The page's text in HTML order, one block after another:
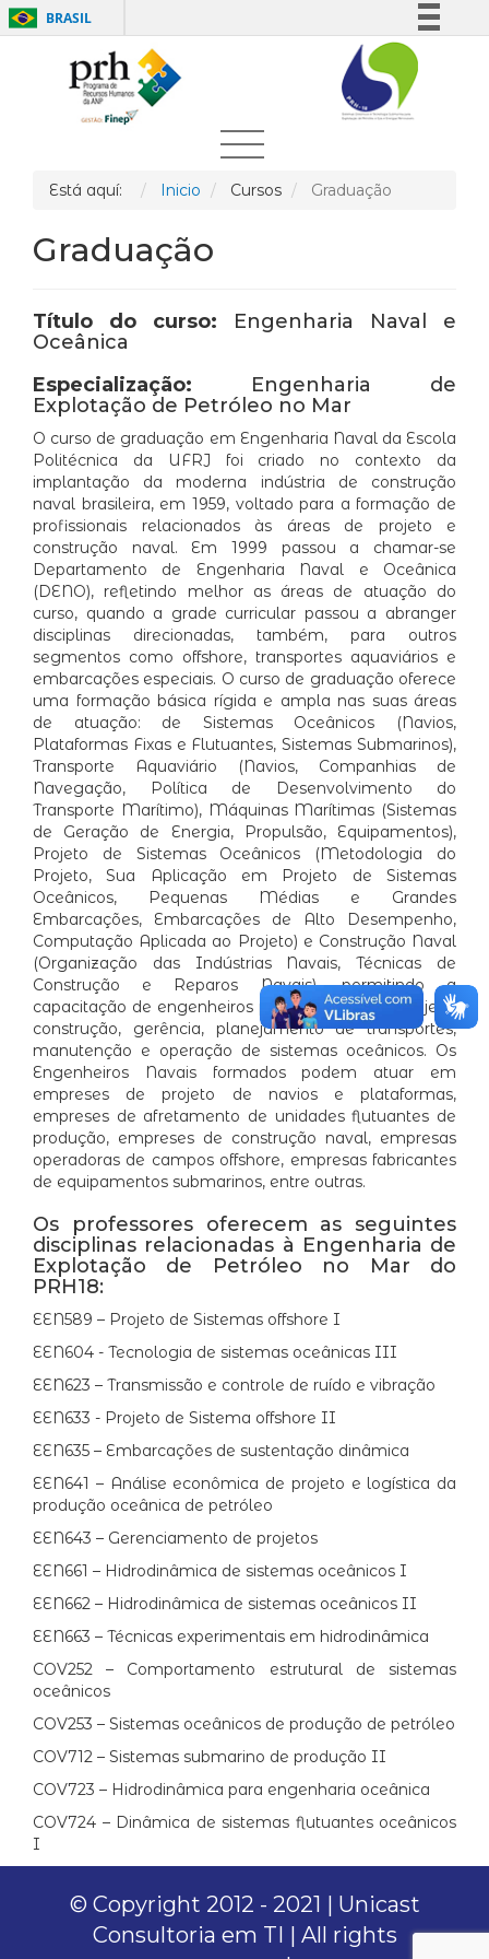
BRASIL
Simplifique!
Comunica BR
Participe
Legislação
Está aquí: Inicio Cursos Graduação
Graduação
Título do curso: Engenharia Naval e
Oceânica
Especialização: Engenharia de
Explotação de Petróleo no Mar
O curso de graduação em Engenharia Naval da Escola
Politécnica da UFRJ foi criado no contexto da
implantação da moderna indústria de construção
naval brasileira, em 1959, voltado para a formação de
profissionais relacionados às áreas de projeto e
construção naval. Em 1999 passou a chamar-se
Departamento de Engenharia Naval e Oceânica
(DENO), refletindo melhor as áreas de atuação do
curso, quando a grade curricular passou a abranger
disciplinas direcionadas, também, para outros
segmentos como offshore, transportes aquaviários e
embarcações especiais. O curso de graduação oferece
uma formação básica rígida e ampla nas suas áreas
de atuação: de Sistemas Oceânicos (Navios,
Plataformas Fixas e Flutuantes, Sistemas Submarinos),
Transporte Aquaviário (Navios, Companhias de
Navegação, Política de Desenvolvimento do
Transporte Marítimo), Máquinas Marítimas (Sistemas
de Geração de Energia, Propulsão, Equipamentos),
Projeto de Sistemas Oceânicos (Metodologia do
Projeto, Sua Aplicação em Projeto de Sistemas
Oceânicos, Pequenas Médias e Grandes
Embarcações, Embarcações de Alto Desempenho,
Computação Aplicada ao Projeto) e Construção Naval
(Organização das Indústrias Navais, Técnicas de
Construção e Reparos Navais), permitindo a
capacitação de engenheiros para atuação em projeto,
construção, gerência, planejamento de transportes,
manutenção e operação de sistemas oceânicos. Os
Engenheiros Navais formados podem atuar em
empreses de projeto de navios e plataformas,
empreses de afretamento de unidades flutuantes de
produção, empreses de construção naval, empresas
operadoras de campos offshore, empresas fabricantes
de equipamentos submarinos, entre outras.
Os professores oferecem as seguintes
disciplinas relacionadas à Engenharia de
Explotação de Petróleo no Mar do
PRH18:
EEN589 – Projeto de Sistemas offshore I
EEN604 - Tecnologia de sistemas oceânicas III
EEN623 – Transmissão e controle de ruído e vibração
EEN633 - Projeto de Sistema offshore II
EEN635 – Embarcações de sustentação dinâmica
EEN641 – Análise econômica de projeto e logística da
produção oceânica de petróleo
EEN643 – Gerenciamento de projetos
EEN661 – Hidrodinâmica de sistemas oceânicos I
EEN662 – Hidrodinâmica de sistemas oceânicos II
EEN663 – Técnicas experimentais em hidrodinâmica
COV252 – Comportamento estrutural de sistemas
oceânicos
COV253 – Sistemas oceânicos de produção de petróleo
COV712 – Sistemas submarino de produção II
COV723 – Hidrodinâmica para engenharia oceânica
COV724 – Dinâmica de sistemas flutuantes oceânicos
I
© Copyright 2012 - 2021 | Unicast
Consultoria em TI | All rights